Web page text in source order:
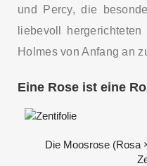
und Percy, die
liebevoll
Holmes von Anfang an
Eine Rose ist eine
Die Moosrose (Rosa